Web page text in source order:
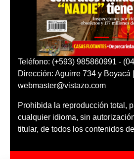
Teléfono: (+593) 985860991 -
Dirección: Aguirre 734 y Boyacá
webmaster@vistazo.com
Prohibida la reproducción total,
cualquier idioma, sin
titular, de todos los contenidos